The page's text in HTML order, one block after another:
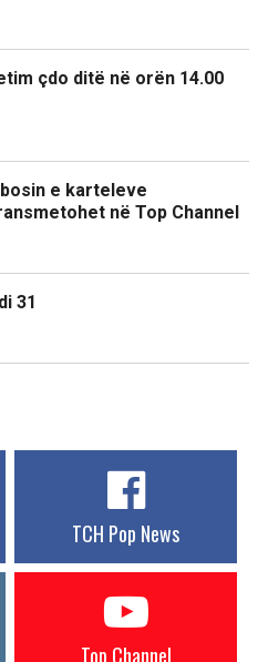
çdo ditë në orën 14.00
e karteleve
në Top Channel
31
TCH Pop News
Top Channel